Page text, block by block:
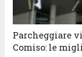
Parcheggiare
Comiso: le